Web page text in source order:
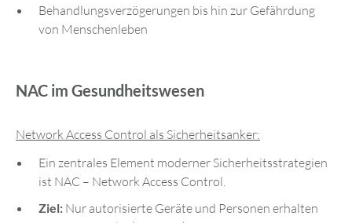
Behandlungsverzögerungen bis hin zur Gefährdung
von Menschenleben
NAC im Gesundheitswesen
Network Access Control als Sicherheitsanker:
Ein zentrales Element moderner Sicherheitsstrategien
ist NAC – Network Access Control.
Ziel: Nur autorisierte Geräte und Personen erhalten